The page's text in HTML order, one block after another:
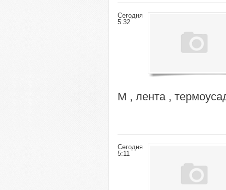
Сегодня
5:32
М , лента ,
Сегодня
5:11